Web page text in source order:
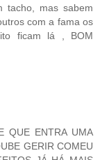
tacho, mas sabem
com a fama os
ficam lá , BOM
QUE ENTRA UMA
GERIR COMEU